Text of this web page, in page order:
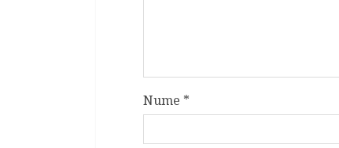
Nume *